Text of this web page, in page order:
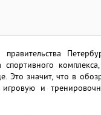
спортивного
Это значит, что в
и